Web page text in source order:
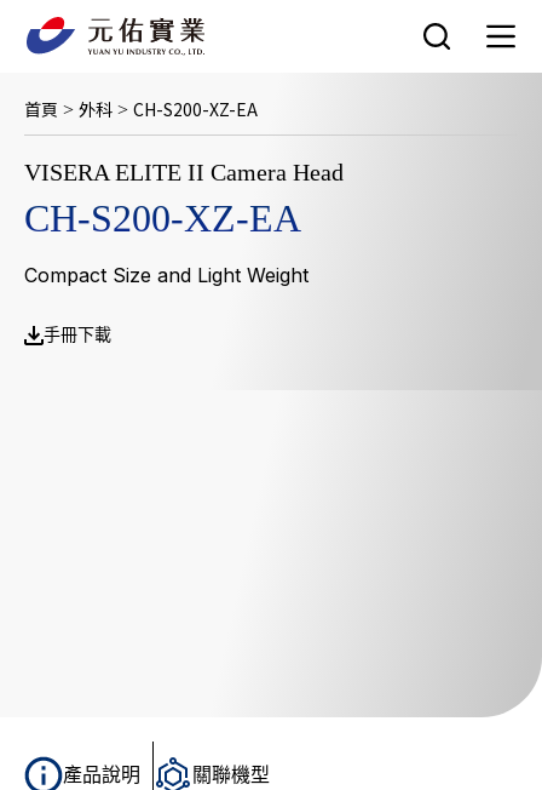
首頁 > 外科 > CH-S200-XZ-EA
VISERA ELITE II Camera Head
CH-S200-XZ-EA
Compact Size and Light Weight
手冊下載
產品說明 關聯機型